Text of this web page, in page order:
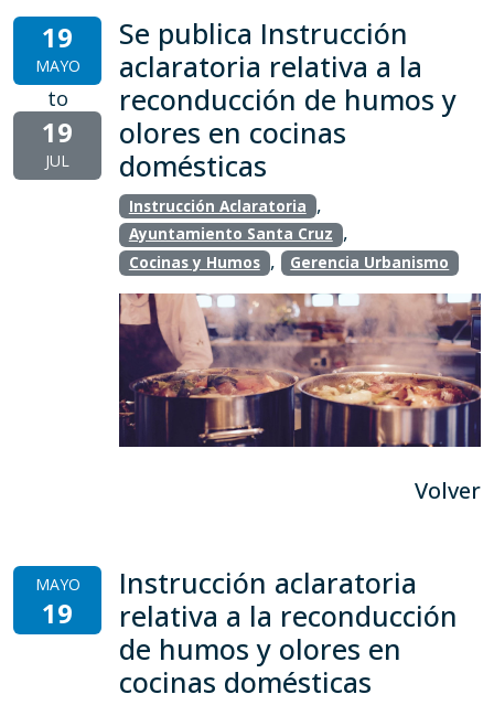
19
MAYO
to
19
JUL
Se publica Instrucción
aclaratoria relativa a la
reconducción de humos y
olores en cocinas
domésticas
Instrucción Aclaratoria ,
Ayuntamiento Santa Cruz ,
Cocinas y Humos , Gerencia Urbanismo
Volver
MAYO
19
Instrucción aclaratoria
relativa a la reconducción
de humos y olores en
cocinas domésticas